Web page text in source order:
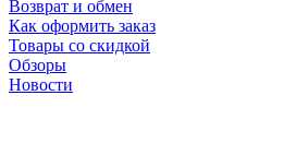
Возврат и обмен
Как оформить заказ
Товары со скидкой
Обзоры
Новости